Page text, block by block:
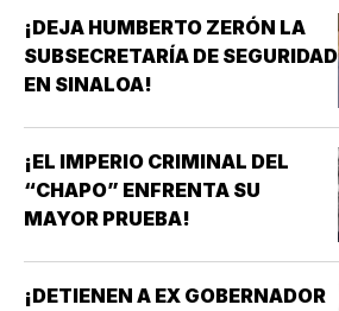
¡DEJA HUMBERTO ZERÓN LA
SUBSECRETARÍA DE SEGURIDAD
EN SINALOA!
¡EL IMPERIO CRIMINAL DEL
“CHAPO” ENFRENTA SU
MAYOR PRUEBA!
¡DETIENEN A EX GOBERNADOR